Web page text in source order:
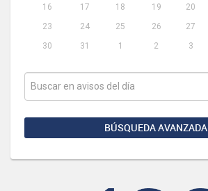
16
17 18 19 20
23
24 25 26 27
30
31 1 2 3
BÚSQUEDA AVANZADA